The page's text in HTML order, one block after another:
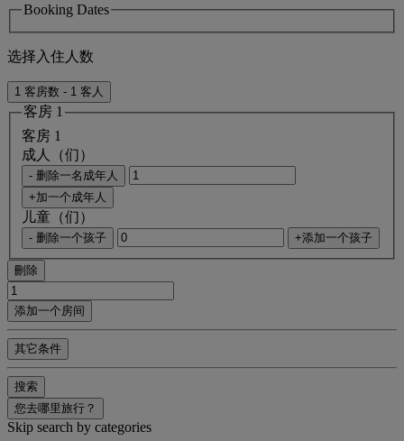
Booking Dates
选择入住人数
1 客房数 - 1 客人
客房 1
客房 1
成人（们）
- 删除一名成年人
+加一个成年人
儿童（们）
- 删除一个孩子 +添加一个孩子
刪除
添加一个房间
其它条件
搜索
您去哪里旅行？
Skip search by categories